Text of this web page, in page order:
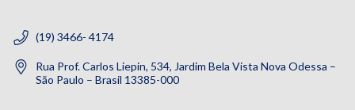
(19) 3466- 4174
Rua Prof. Carlos Liepin, 534, Jardim Bela Vista Nova Odessa –
São Paulo – Brasil 13385-000